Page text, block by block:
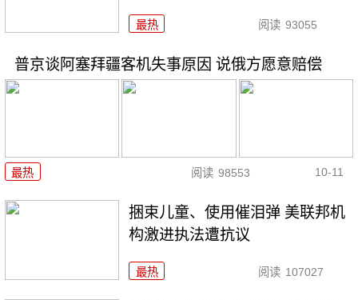
最热 阅读 93055
普京谈阿塞拜疆客机失事原因 说俄方愿意赔偿
最热 阅读 98553 10-11
捆束儿童、使用催泪弹 美联邦机
构激进执法遭抗议
最热 阅读 107027